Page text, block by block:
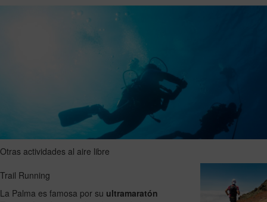
Otras actividades al aire libre
Trail Running
La Palma es famosa por su ultramaratón